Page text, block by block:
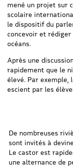
mené un projet sur
scolaire
le dispositif du
concevoir et
océans.
Après une
rapidement que le
élevé. Par
escient par les
De nombreuses
sont invités à
Le castor est
une alternance de